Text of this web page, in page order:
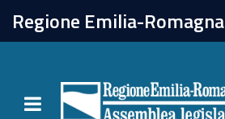
Regione Emilia-Romagna
Toggle navigation
chiudi